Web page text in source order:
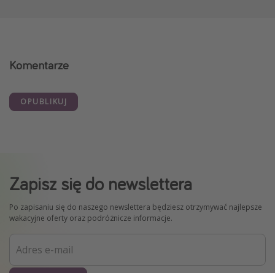
Komentarze
OPUBLIKUJ
Zapisz się do newslettera
Po zapisaniu się do naszego newslettera będziesz otrzymywać najlepsze
wakacyjne oferty oraz podróżnicze informacje.